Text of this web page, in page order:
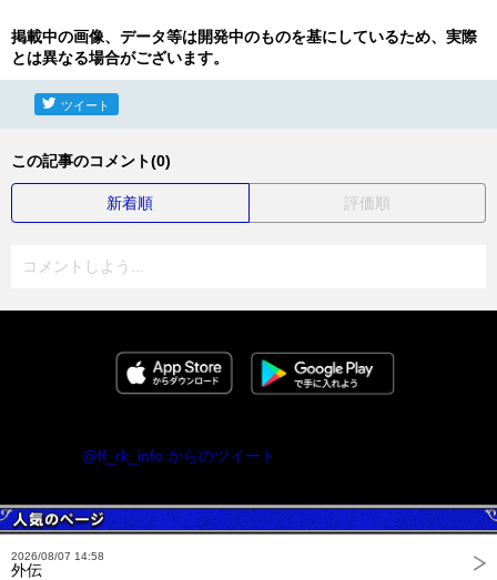
掲載中の画像、データ等は開発中のものを基にしているため、実際
とは異なる場合がございます。
ツイート
この記事のコメント(0)
新着順 評価順
コメントしよう...
@ff_rk_info からのツイート
2026/08/07 14:58
外伝